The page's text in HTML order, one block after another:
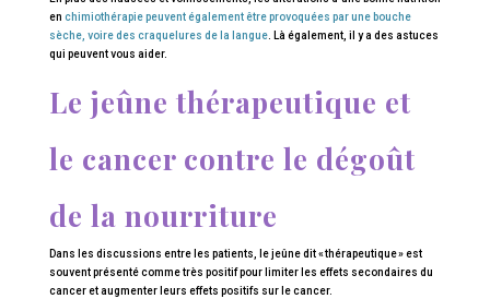
en chimiothérapie peuvent également être provoquées par une bouche
sèche, voire des craquelures de la langue. Là également, il y a des astuces
qui peuvent vous aider.
Le jeûne thérapeutique et
le cancer contre le dégoût
de la nourriture
Dans les discussions entre les patients, le jeûne dit « thérapeutique » est
souvent présenté comme très positif pour limiter les effets secondaires du
cancer et augmenter leurs effets positifs sur le cancer.